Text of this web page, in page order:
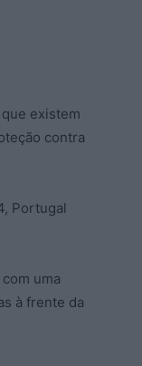
existem
contra
Portugal
uma
à frente da